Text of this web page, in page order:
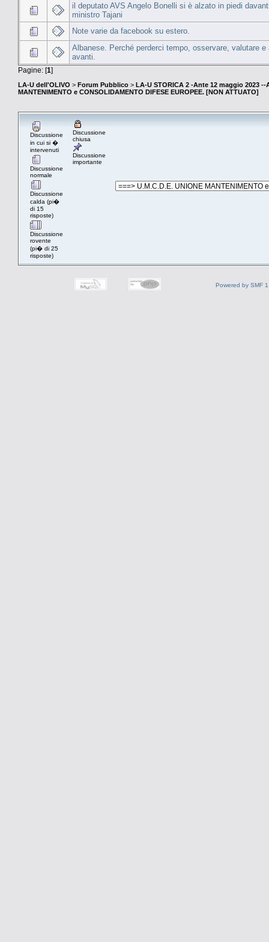
il deputato AVS Angelo Bonelli si è alzato in piedi
ministro Tajani
Note varie da facebook su estero.
Albanese. Perché perderci tempo, osservare, valutare e
avanti.
Pagine: [1]
LA-U dell'OLIVO > Forum Pubblico > LA-U STORICA 2 -Ante 12 maggio 2023 --
MANTENIMENTO e CONSOLIDAMENTO DIFESE EUROPEE. [NON ATTUATO]
Discussione
in cui si �
intervenuti
Discussione
normale
Discussione
calda (pi�
di 15
risposte)
Discussione
rovente
(pi� di 25
risposte)
Discussione
chiusa
Discussione
importante
Powered by SMF